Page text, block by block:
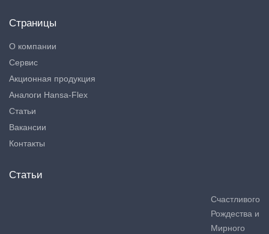
Страницы
О компании
Сервис
Акционная продукция
Аналоги Hansa-Flex
Статьи
Вакансии
Контакты
Статьи
Счастливого
Рождества и
Мирного